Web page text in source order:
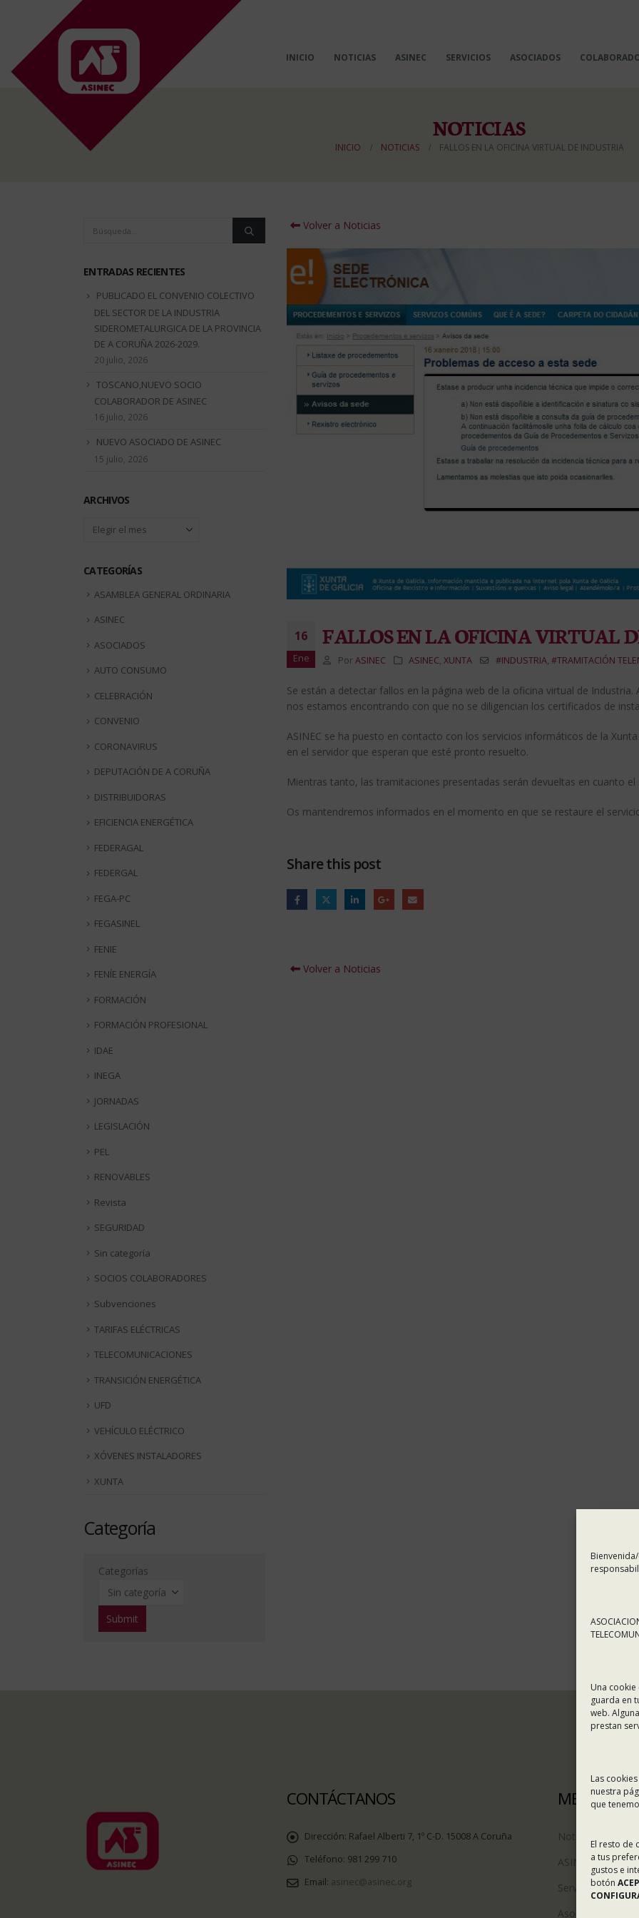
Una
guarda en
web.
prestan
Las
nuestra
que
El resto de
a tus
gustos e
botón
INICIO NOTICIAS ASINEC SERVICIOS ASOCIADOS
NOTICIAS
INICIO NOTICIAS FALLOS EN LA OFICINA VIRTUAL DE INDUSTRIA
Volver a Noticias
16
Ene
FALLOS EN LA OFICINA VIRTUAL
Por ASINEC ASINEC,XUNTA #INDUSTRIA, #TRAMITACIÓN
Se están a detectar fallos en la página web de la oficina virtual de
nos estamos encontrando con que no se diligencian los certificados de
ASINEC se ha puesto en contacto con los servicios informáticos de la
en el servidor que esperan que esté pronto resuelto.
Mientras tanto, las tramitaciones presentadas serán devueltas en cuanto
Os mantendremos informados en el momento en que se restaure el
Share this post
Volver a Noticias
ENTRADAS RECIENTES
PUBLICADO EL CONVENIO COLECTIVO
DEL SECTOR DE LA INDUSTRIA
SIDEROMETALURGICA DE LA PROVINCIA
DE A CORUÑA 2026-2029.
20 julio, 2026
TOSCANO,NUEVO SOCIO
COLABORADOR DE ASINEC
16 julio, 2026
NUEVO ASOCIADO DE ASINEC
15 julio, 2026
ARCHIVOS
Archivos
CATEGORÍAS
ASAMBLEA GENERAL ORDINARIA
ASINEC
ASOCIADOS
AUTO CONSUMO
CELEBRACIÓN
CONVENIO
CORONAVIRUS
DEPUTACIÓN DE A CORUÑA
DISTRIBUIDORAS
EFICIENCIA ENERGÉTICA
FEDERAGAL
FEDERGAL
FEGA-PC
FEGASINEL
FENIE
FENÍE ENERGÍA
FORMACIÓN
FORMACIÓN PROFESIONAL
IDAE
INEGA
JORNADAS
LEGISLACIÓN
PEL
RENOVABLES
Revista
SEGURIDAD
Sin categoría
SOCIOS COLABORADORES
Subvenciones
TARIFAS ELÉCTRICAS
TELECOMUNICACIONES
TRANSICIÓN ENERGÉTICA
UFD
VEHÍCULO ELÉCTRICO
XÓVENES INSTALADORES
XUNTA
Categoría
Categorías
CONTÁCTANOS
Dirección: Rafael Alberti 7, 1º C-D. 15008 A Coruña
Teléfono: 981 299 710
Email: asinec@asinec.org
MENÚ
Noticias
ASINEC
Servicios
Asociados